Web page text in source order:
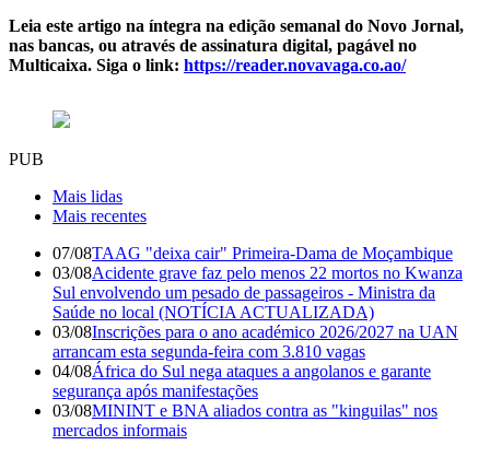
Leia este artigo na íntegra na edição semanal do Novo Jornal,
nas bancas, ou através de assinatura digital, pagável no
Multicaixa. Siga o link: https://reader.novavaga.co.ao/
PUB
Mais lidas
Mais recentes
07/08TAAG "deixa cair" Primeira-Dama de Moçambique
03/08Acidente grave faz pelo menos 22 mortos no Kwanza
Sul envolvendo um pesado de passageiros - Ministra da
Saúde no local (NOTÍCIA ACTUALIZADA)
03/08Inscrições para o ano académico 2026/2027 na UAN
arrancam esta segunda-feira com 3.810 vagas
04/08África do Sul nega ataques a angolanos e garante
segurança após manifestações
03/08MININT e BNA aliados contra as "kinguilas" nos
mercados informais